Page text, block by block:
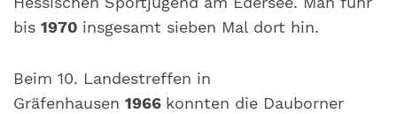
bis 1970 insgesamt sieben Mal dort hin.
Beim 10. Landestreffen in
Gräfenhausen 1966 konnten die Dauborner